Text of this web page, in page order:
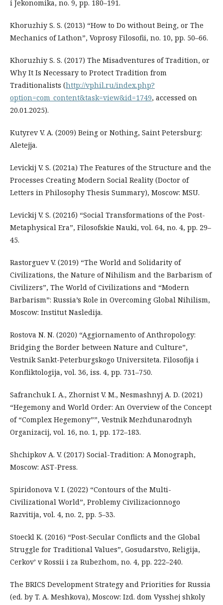
i Jekonomika, no. 9, pp. 180–191.
Khoruzhiy S. S. (2013) “How to Do without Being, or The
Mechanics of Lathon”, Voprosy Filosofii, no. 10, pp. 50–66.
Khoruzhiy S. S. (2017) The Misadventures of Tradition, or
Why It Is Necessary to Protect Tradition from
Traditionalists (http://vphil.ru/index.php?
option=com_content&task=view&id=1749, accessed on
20.01.2025).
Kutyrev V. A. (2009) Being or Nothing, Saint Petersburg:
Aletejja.
Levickij V. S. (2021а) The Features of the Structure and the
Processes Creating Modern Social Reality (Doctor of
Letters in Philosophy Thesis Summary), Moscow: MSU.
Levickij V. S. (2021б) “Social Transformations of the Post-
Metaphysical Era”, Filosofskie Nauki, vol. 64, no. 4, pp. 29–
45.
Rastorguev V. (2019) “The World and Solidarity of
Civilizations, the Nature of Nihilism and the Barbarism of
Civilizers”, The World of Civilizations and “Modern
Barbarism”: Russia’s Role in Overcoming Global Nihilism,
Moscow: Institut Nasledija.
Rostova N. N. (2020) “Aggiornamento of Anthropology:
Bridging the Border between Nature and Culture”,
Vestnik Sankt-Peterburgskogo Universiteta. Filosofija i
Konfliktologija, vol. 36, iss. 4, pp. 731–750.
Safranchuk I. A., Zhornist V. M., Nesmashnyj A. D. (2021)
“Hegemony and World Order: An Overview of the Concept
of “Complex Hegemony””, Vestnik Mezhdunarodnyh
Organizacij, vol. 16, no. 1, pp. 172–183.
Shchipkov A. V. (2017) Social-Tradition: A Monograph,
Moscow: AST-Press.
Spiridonova V. I. (2022) “Contours of the Multi-
Civilizational World”, Problemy Civilizacionnogo
Razvitija, vol. 4, no. 2, pp. 5–33.
Stoeckl K. (2016) “Post-Secular Conflicts and the Global
Struggle for Traditional Values”, Gosudarstvo, Religija,
Cerkov’ v Rossii i za Rubezhom, no. 4, pp. 222–240.
The BRICS Development Strategy and Priorities for Russia
(ed. by T. A. Meshkova), Moscow: Izd. dom Vysshej shkoly